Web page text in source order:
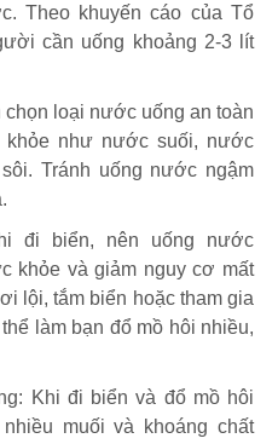
Theo khuyến cáo của Tổ
cần uống khoảng 2-3 lít
loại nước uống an toàn
khỏe như nước suối, nước
Tránh uống nước ngậm
đi biển, nên uống nước
khỏe và giảm nguy cơ mất
lội, tắm biển hoặc tham gia
làm bạn đổ mồ hôi nhiều,
Khi đi biển và đổ mồ hôi
muối và khoáng chất